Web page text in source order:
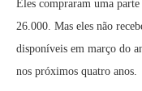
Eles compraram uma parte
26.000. Mas eles não
disponíveis em março do
nos próximos quatro anos.